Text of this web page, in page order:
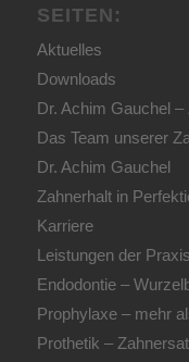
SEITEN:
Aktuelles
Downloads
Dr. Achim Gauchel
Das Team unserer
Dr. Achim Gauchel
Zahnerhalt in
Karriere
Leistungen der Praxis
Endodontie –
Prophylaxe – mehr
Prothetik –